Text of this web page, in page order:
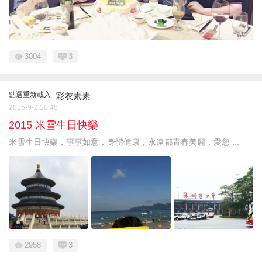
3004 3
點選重新載入 彩衣素素
2015-9-2 10:48
2015 米雪生日快樂
米雪生日快樂，事事如意，身體健康，永遠都青春美麗，愛您 ...
2958 3